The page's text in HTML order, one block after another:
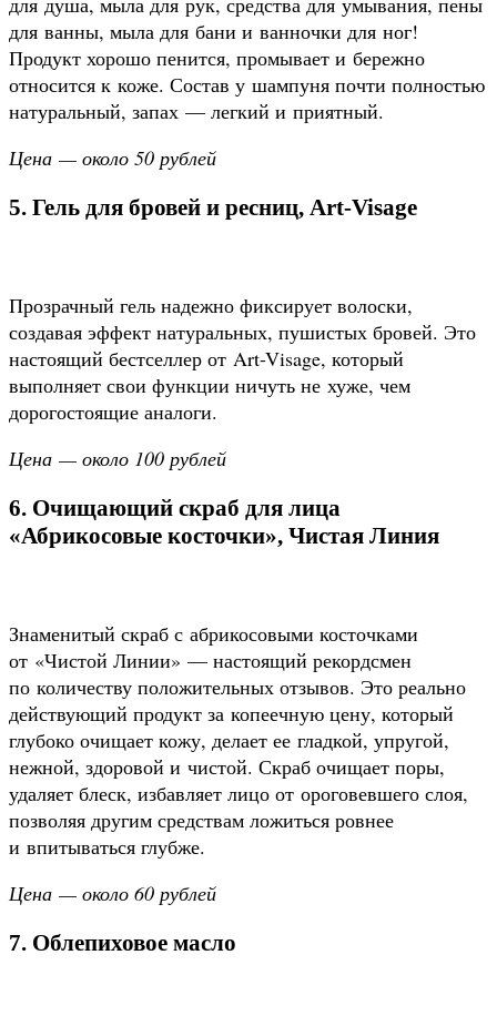
для ванны, мыла для бани и ванночки для ног!
Продукт хорошо пенится, промывает и бережно
относится к коже. Состав у шампуня почти полностью
натуральный, запах — легкий и приятный.
Цена — около 50 рублей
5. Гель для бровей и ресниц, Art-Visage
Прозрачный гель надежно фиксирует волоски,
создавая эффект натуральных, пушистых бровей. Это
настоящий бестселлер от Art-Visage, который
выполняет свои функции ничуть не хуже, чем
дорогостоящие аналоги.
Цена — около 100 рублей
6. Очищающий скраб для лица
«Абрикосовые косточки», Чистая Линия
Знаменитый скраб с абрикосовыми косточками
от «Чистой Линии» — настоящий рекордсмен
по количеству положительных отзывов. Это реально
действующий продукт за копеечную цену, который
глубоко очищает кожу, делает ее гладкой, упругой,
нежной, здоровой и чистой. Скраб очищает поры,
удаляет блеск, избавляет лицо от ороговевшего слоя,
позволяя другим средствам ложиться ровнее
и впитываться глубже.
Цена — около 60 рублей
7. Облепиховое масло